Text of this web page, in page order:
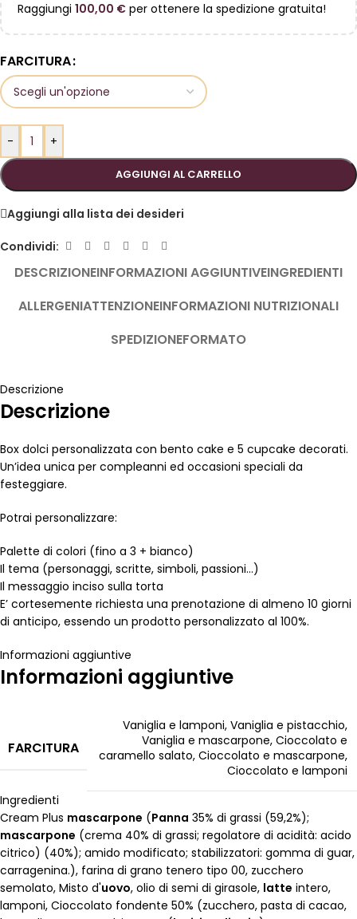
Raggiungi 100,00 € per ottenere la spedizione gratuita!
FARCITURA
- +
AGGIUNGI AL CARRELLO
Aggiungi alla lista dei desideri
Condividi:
DESCRIZIONEINFORMAZIONI AGGIUNTIVEINGREDIENTI
ALLERGENIATTENZIONEINFORMAZIONI NUTRIZIONALI
SPEDIZIONEFORMATO
Descrizione
Descrizione
Box dolci personalizzata con bento cake e 5 cupcake decorati.
Un’idea unica per compleanni ed occasioni speciali da
festeggiare.
Potrai personalizzare:
Palette di colori (fino a 3 + bianco)
Il tema (personaggi, scritte, simboli, passioni…)
Il messaggio inciso sulla torta
E’ cortesemente richiesta una prenotazione di almeno 10 giorni
di anticipo, essendo un prodotto personalizzato al 100%.
Informazioni aggiuntive
Informazioni aggiuntive
FARCITURA
Vaniglia e lamponi, Vaniglia e pistacchio,
Vaniglia e mascarpone, Cioccolato e
caramello salato, Cioccolato e mascarpone,
Cioccolato e lamponi
Ingredienti
Cream Plus mascarpone (Panna 35% di grassi (59,2%);
mascarpone (crema 40% di grassi; regolatore di acidità: acido
citrico) (40%); amido modificato; stabilizzatori: gomma di guar,
carragenina.), farina di grano tenero tipo 00, zucchero
semolato, Misto d'uovo, olio di semi di girasole, latte intero,
lamponi, Cioccolato fondente 50% (zucchero, pasta di cacao,